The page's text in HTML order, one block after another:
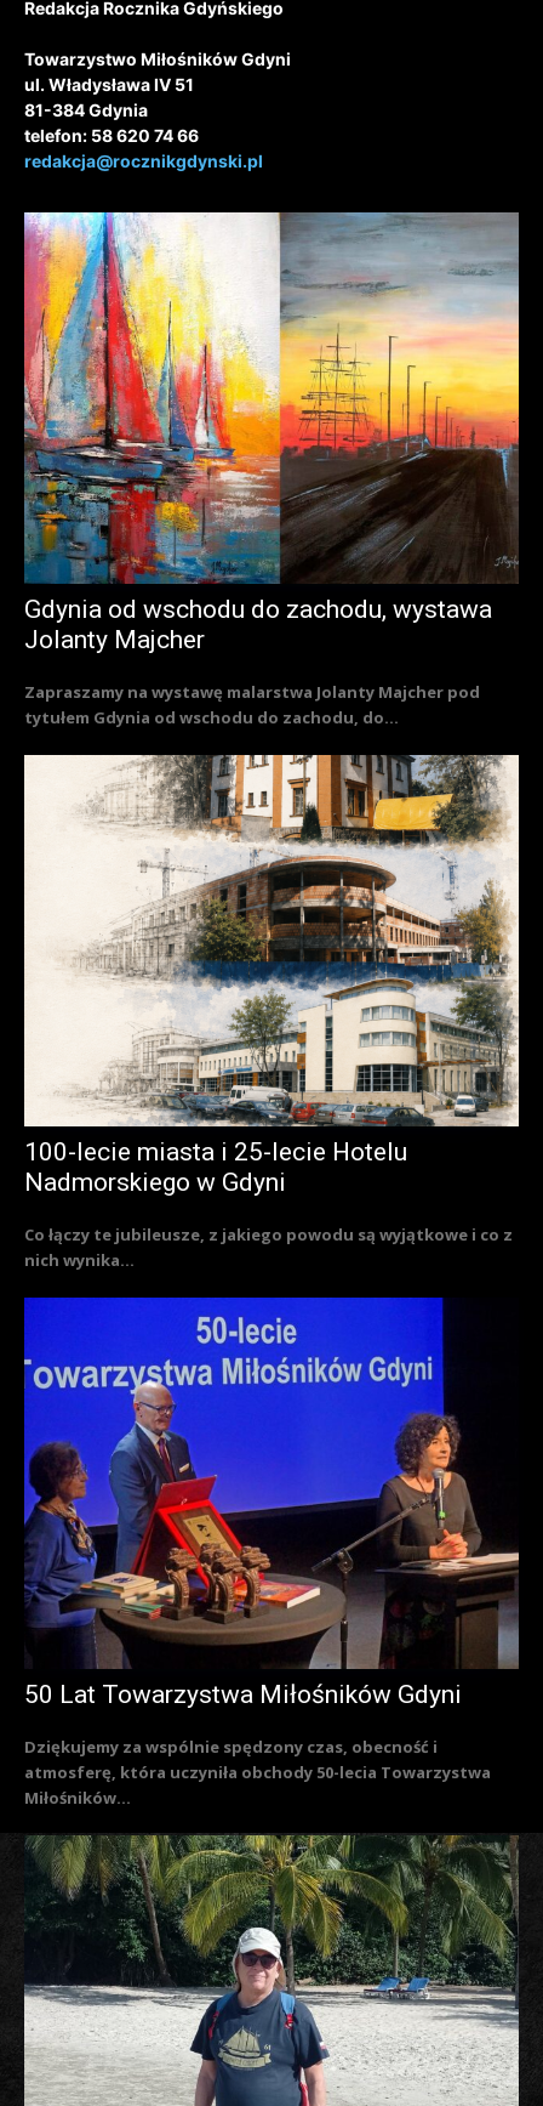
Redakcja Rocznika Gdyńskiego
Towarzystwo Miłośników Gdyni
ul. Władysława IV 51
81-384 Gdynia
telefon: 58 620 74 66
redakcja@rocznikgdynski.pl
Gdynia od wschodu do zachodu, wystawa
Jolanty Majcher
Zapraszamy na wystawę malarstwa Jolanty Majcher pod
tytułem Gdynia od wschodu do zachodu, do...
100-lecie miasta i 25-lecie Hotelu
Nadmorskiego w Gdyni
Co łączy te jubileusze, z jakiego powodu są wyjątkowe i co z
nich wynika...
50 Lat Towarzystwa Miłośników Gdyni
Dziękujemy za wspólnie spędzony czas, obecność i
atmosferę, która uczyniła obchody 50-lecia Towarzystwa
Miłośników...